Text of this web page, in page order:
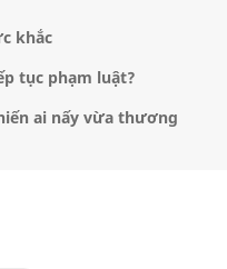
khắc
tục phạm luật?
ai nấy vừa thương